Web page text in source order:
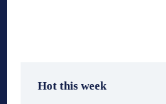
Hot this week